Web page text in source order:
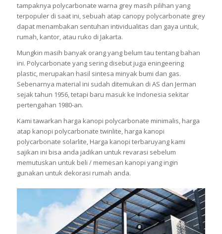
tampaknya polycarbonate warna grey masih pilihan yang
terpopuler di saat ini, sebuah atap canopy polycarbonate grey
dapat menambakan sentuhan intividualitas dan gaya untuk,
rumah, kantor, atau ruko di Jakarta.
Mungkin masih banyak orang yang belum tau tentang bahan
ini. Polycarbonate yang sering disebut juga eningeering
plastic, merupakan hasil sintesa minyak bumi dan gas.
Sebenarnya material ini sudah ditemukan di AS dan Jerman
sejak tahun 1956, tetapi baru masuk ke Indonesia sekitar
pertengahan 1980-an.
Kami tawarkan harga kanopi polycarbonate minimalis, harga
atap kanopi polycarbonate twinlite, harga kanopi
polycarbonate solarlite, Harga kanopi terbaruyang kami
sajikan ini bisa anda jadikan untuk revarasi sebelum
memutuskan untuk beli / memesan kanopi yang ingin
gunakan untuk dekorasi rumah anda.